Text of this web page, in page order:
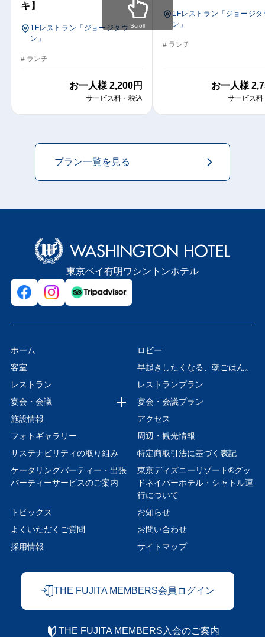
キ】
1Fレストラン「ジョージタウ
ン」
# ランチ
お一人様 2,200円
サービス料・税込
1Fレストラン「ジョージタ
ン」
# ランチ
お一人様
サービス料
Scroll
プラン一覧を見る
東京ベイ有明ワシントンホテル
ホーム
ロビー
客室
早起きしたくなる、朝ごはん。
レストラン
レストランプラン
宴会・会議
宴会・会議プラン
施設情報
アクセス
フォトギャラリー
周辺・観光情報
サステナビリティの取り組み
特定商取引法に基づく表記
ケータリングパーティー・出張
パーティーサービスのご案内
東京ディズニーリゾート®グッ
ドネイバーホテル・シャトル運
行について
トピックス
お知らせ
よくいただくご質問
お問い合わせ
採用情報
サイトマップ
THE FUJITA MEMBERS会員ログイン
THE FUJITA MEMBERS入会のご案内